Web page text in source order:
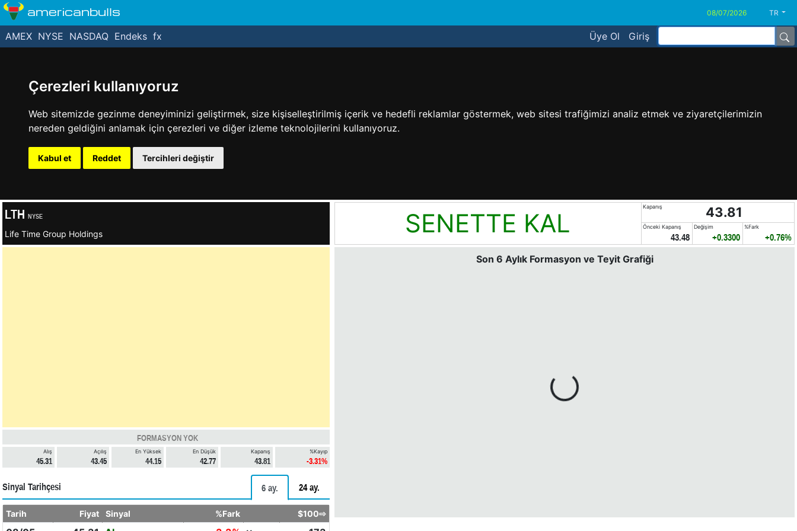
Çerezleri kullanıyoruz
Web sitemizde gezinme deneyiminizi geliştirmek, size kişiselleştirilmiş içerik ve hedefli reklamlar göstermek, web sitesi trafiğimizi analiz etmek ve ziyaretçilerimizin
nereden geldiğini anlamak için çerezleri ve diğer izleme teknolojilerini kullanıyoruz.
Kabul et Reddet Tercihleri değiştir
americanbulls TR
Üye Ol Giriş
AMEX NYSE NASDAQ Endeks fx
LTH NYSE
Life Time Group Holdings SENETTE KAL
Kapanış 43.81
Önceki Kapanış
43.48
Değişim
+0.3300
%Fark
+0.76%
FORMASYON YOK
Alış
45.31
Açılış
43.45
En Yüksek
44.15
En Düşük
42.77
Kapanış
43.81
%Kayıp
-3.31%
Sinyal Tarihçesi 6 ay. 24 ay.
Tarih Fiyat Sinyal %Fark $100⇨
Son 6 Aylık Formasyon ve Teyit Grafiği